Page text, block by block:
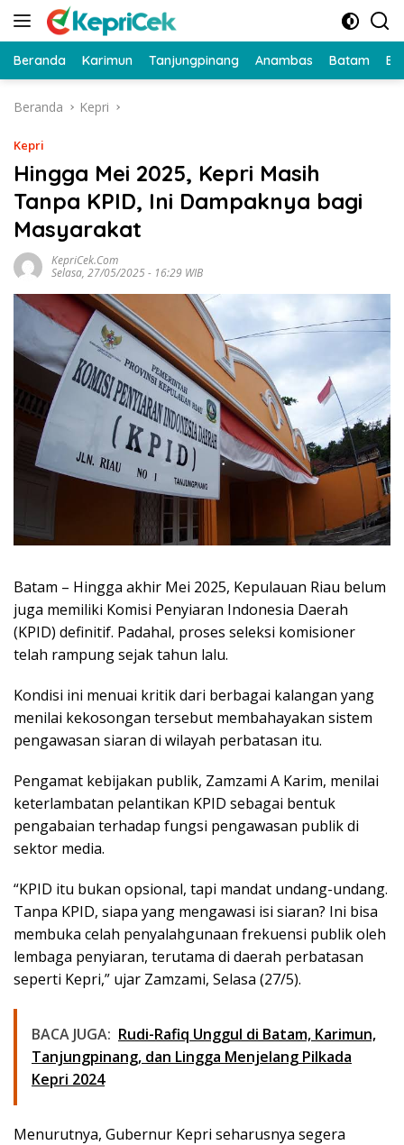
Langsung
Beranda Karimun Tanjungpinang Anambas Batam
Beranda Kepri
Kepri
Hingga Mei 2025, Kepri Masih
Tanpa KPID, Ini Dampaknya bagi
Masyarakat
KepriCek.com
Selasa, 27/05/2025 - 16:29 WIB
Batam – Hingga akhir Mei 2025, Kepulauan Riau belum
juga memiliki Komisi Penyiaran Indonesia Daerah
(KPID) definitif. Padahal, proses seleksi komisioner
telah rampung sejak tahun lalu.
Kondisi ini menuai kritik dari berbagai kalangan yang
menilai kekosongan tersebut membahayakan sistem
pengawasan siaran di wilayah perbatasan itu.
Pengamat kebijakan publik, Zamzami A Karim, menilai
keterlambatan pelantikan KPID sebagai bentuk
pengabaian terhadap fungsi pengawasan publik di
sektor media.
“KPID itu bukan opsional, tapi mandat undang-undang.
Tanpa KPID, siapa yang mengawasi isi siaran? Ini bisa
membuka celah penyalahgunaan frekuensi publik oleh
lembaga penyiaran, terutama di daerah perbatasan
seperti Kepri,” ujar Zamzami, Selasa (27/5).
BACA JUGA: Rudi-Rafiq Unggul di Batam, Karimun,
Tanjungpinang, dan Lingga Menjelang Pilkada
Kepri 2024
Menurutnya, Gubernur Kepri seharusnya segera